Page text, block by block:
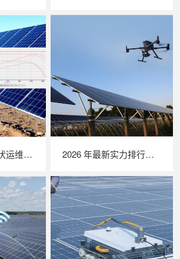
精准测效赋能光伏运维，苏州 LAILX LX‑PV32 便携式 IV 测试仪打造现场检测新标杆 2026 年最新实力排行｜无人机 EL 检测系统 TOP 推荐，LAILX LXH210 深度解析